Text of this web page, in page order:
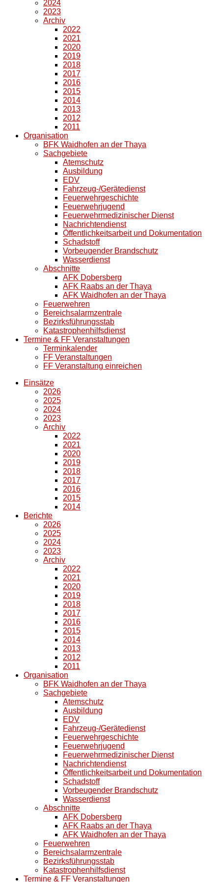
2024
2023
Archiv
2022
2021
2020
2019
2018
2017
2016
2015
2014
2013
2012
2011
Organisation
BFK Waidhofen an der Thaya
Sachgebiete
Atemschutz
Ausbildung
EDV
Fahrzeug-/Gerätedienst
Feuerwehrgeschichte
Feuerwehrjugend
Feuerwehrmedizinischer Dienst
Nachrichtendienst
Öffentlichkeitsarbeit und Dokumentation
Schadstoff
Vorbeugender Brandschutz
Wasserdienst
Abschnitte
AFK Dobersberg
AFK Raabs an der Thaya
AFK Waidhofen an der Thaya
Feuerwehren
Bereichsalarmzentrale
Bezirksführungsstab
Katastrophenhilfsdienst
Termine & FF Veranstaltungen
Terminkalender
FF Veranstaltungen
FF Veranstaltung einreichen
Einsätze
2026
2025
2024
2023
Archiv
2022
2021
2020
2019
2018
2017
2016
2015
2014
Berichte
2026
2025
2024
2023
Archiv
2022
2021
2020
2019
2018
2017
2016
2015
2014
2013
2012
2011
Organisation
BFK Waidhofen an der Thaya
Sachgebiete
Atemschutz
Ausbildung
EDV
Fahrzeug-/Gerätedienst
Feuerwehrgeschichte
Feuerwehrjugend
Feuerwehrmedizinischer Dienst
Nachrichtendienst
Öffentlichkeitsarbeit und Dokumentation
Schadstoff
Vorbeugender Brandschutz
Wasserdienst
Abschnitte
AFK Dobersberg
AFK Raabs an der Thaya
AFK Waidhofen an der Thaya
Feuerwehren
Bereichsalarmzentrale
Bezirksführungsstab
Katastrophenhilfsdienst
Termine & FF Veranstaltungen